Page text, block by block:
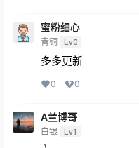
蜜粉细心
青铜 Lv0
多多更新
0 0
A兰博哥
白银 Lv1